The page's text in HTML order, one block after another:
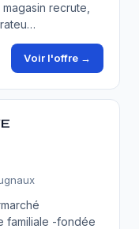
recrute,
Voir l'offre →
familiale -fondée